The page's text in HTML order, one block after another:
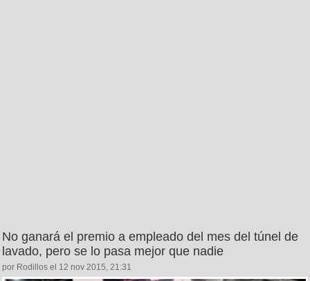
No ganará el premio a empleado del mes del túnel de
lavado, pero se lo pasa mejor que nadie
por Rodillos el 12 nov 2015, 21:31